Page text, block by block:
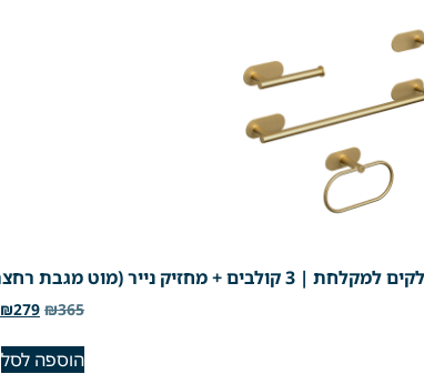
₪365
₪279
הוספה לסל